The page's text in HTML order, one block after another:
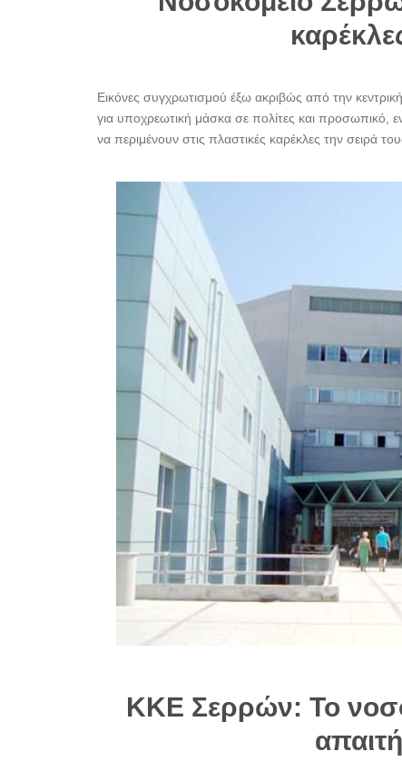
Εικόνες συγχρωτισμού έξω ακριβώς από την
για υποχρεωτική μάσκα σε πολίτες και προσωπικό,
να περιμένουν στις πλαστικές καρέκλες την σειρά
ΚΚΕ Σερρών: Το